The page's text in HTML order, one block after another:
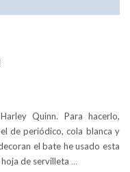
Quinn. Para hacerlo,
de periódico, cola blanca y
el bate he usado esta
de servilleta …